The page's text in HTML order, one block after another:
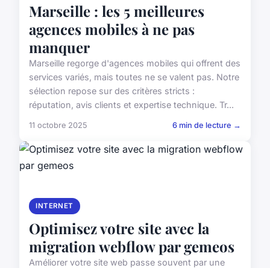
Marseille : les 5 meilleures
agences mobiles à ne pas
manquer
Marseille regorge d'agences mobiles qui offrent des
services variés, mais toutes ne se valent pas. Notre
sélection repose sur des critères stricts :
réputation, avis clients et expertise technique. Tr...
11 octobre 2025 6 min de lecture →
INTERNET
Optimisez votre site avec la
migration webflow par gemeos
Améliorer votre site web passe souvent par une